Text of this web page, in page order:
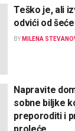
Teško je, ali
odvići od
BY MILENA
Napravite
sobne biljke
preporoditi i